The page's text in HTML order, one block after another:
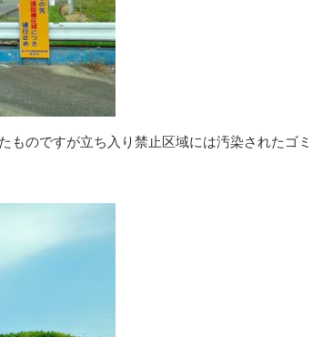
ものですが立ち入り禁止区域には汚染されたゴ